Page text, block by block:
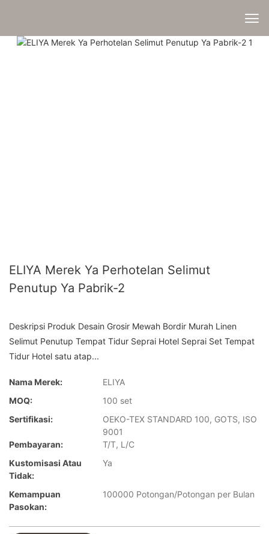
ELIYA Merek Ya Perhotelan Selimut
Penutup Ya Pabrik-2
Deskripsi Produk Desain Grosir Mewah Bordir Murah Linen
Selimut Penutup Tempat Tidur Seprai Hotel Seprai Set Tempat
Tidur Hotel satu atap...
Nama Merek:
ELIYA
MOQ:
100 set
Sertifikasi:
OEKO-TEX STANDARD 100, GOTS, ISO
9001
Pembayaran:
T/T, L/C
Kustomisasi Atau
Tidak:
Ya
Kemampuan
Pasokan:
100000 Potongan/Potongan per Bulan